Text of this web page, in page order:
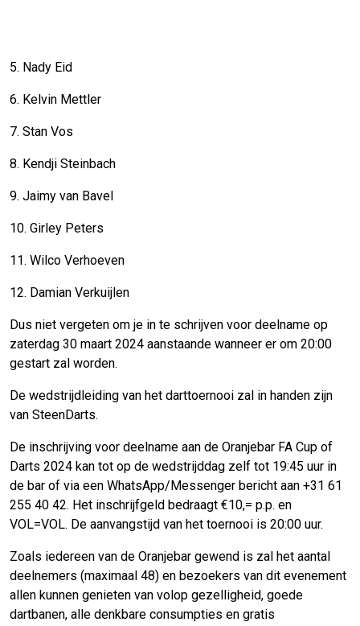
5. Nady Eid
6. Kelvin Mettler
7. Stan Vos
8. Kendji Steinbach
9. Jaimy van Bavel
10. Girley Peters
11. Wilco Verhoeven
12. Damian Verkuijlen
Dus niet vergeten om je in te schrijven voor deelname op
zaterdag 30 maart 2024 aanstaande wanneer er om 20:00
gestart zal worden.
De wedstrijdleiding van het darttoernooi zal in handen zijn
van SteenDarts.
De inschrijving voor deelname aan de Oranjebar FA Cup of
Darts 2024 kan tot op de wedstrijddag zelf tot 19:45 uur in
de bar of via een WhatsApp/Messenger bericht aan +31 61
255 40 42. Het inschrijfgeld bedraagt €10,= p.p. en
VOL=VOL. De aanvangstijd van het toernooi is 20:00 uur.
Zoals iedereen van de Oranjebar gewend is zal het aantal
deelnemers (maximaal 48) en bezoekers van dit evenement
allen kunnen genieten van volop gezelligheid, goede
dartbanen, alle denkbare consumpties en gratis